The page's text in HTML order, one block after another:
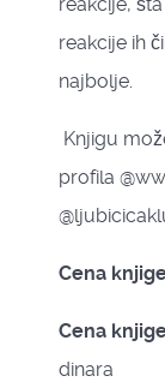
reakcije ih
najbolje.
Knjigu
profila
Cena
Cena
dinara